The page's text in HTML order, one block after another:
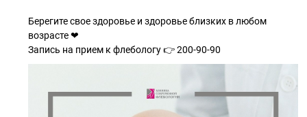
Берегите свое здоровье и здоровье близких в любом
возрасте ❤
Запись на прием к флебологу 👉 200-90-90